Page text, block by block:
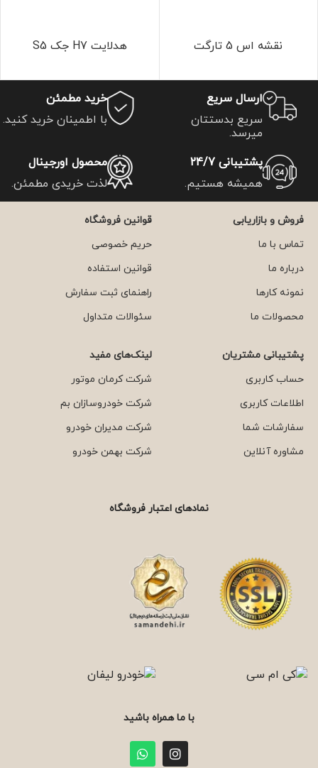
نقشه اس 5 تارگت هدلایت H7 جک S5
ارسال سریع
سریع بدستتان
میرسد.
خرید مطمئن
با اطمینان خرید کنید.
پشتیبانی 24/7
همیشه هستیم.
محصول اورجینال
لذت خریدی مطمئن.
فروش و بازاریابی
تماس با ما
درباره ما
نمونه کارها
محصولات ما
قوانین فروشگاه
حریم خصوصی
قوانین استفاده
راهنمای ثبت سفارش
سئوالات متداول
پشتیبانی مشتریان
حساب کاربری
اطلاعات کاربری
سفارشات شما
مشاوره آنلاین
لینک‌های مفید
شرکت کرمان موتور
شرکت خودروسازان بم
شرکت مدیران خودرو
شرکت بهمن خودرو
نمادهای اعتبار فروشگاه
با ما همراه باشید